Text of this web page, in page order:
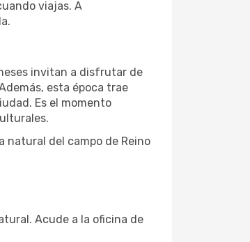
viajas. A
invitan a disfrutar de
esta época trae
Es el momento
natural del campo de Reino
Acude a la oficina de